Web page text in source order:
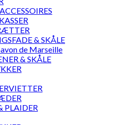
& SKÅLE
de Marseille
& SKÅLE
PLAIDER